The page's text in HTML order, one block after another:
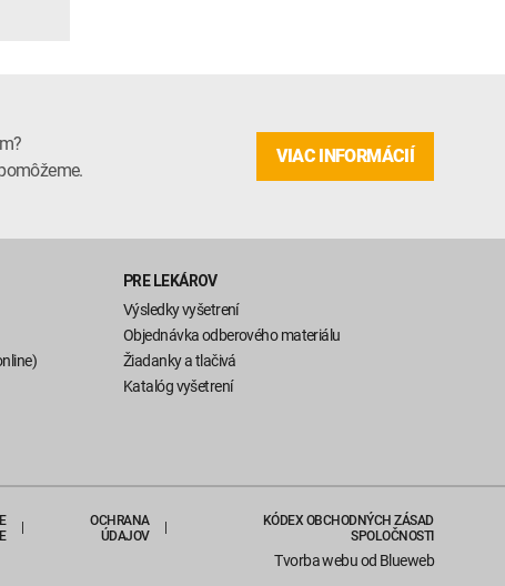
VIAC INFORMÁCIÍ
PRE LEKÁROV
Výsledky vyšetrení
Objednávka odberového materiálu
Žiadanky a tlačivá
Katalóg vyšetrení
OCHRANA
ÚDAJOV
KÓDEX OBCHODNÝCH ZÁSAD
SPOLOČNOSTI
Tvorba webuod Blueweb